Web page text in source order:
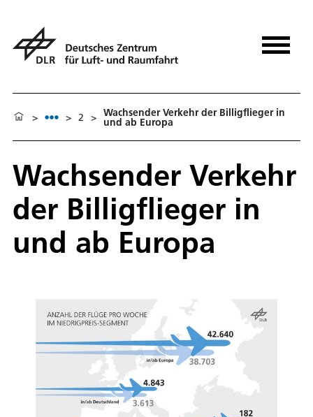
> > 2 > Wachsender Verkehr der Billigflieger in
und ab Europa
Wachsender Verkehr
der Billigflieger in
und ab Europa